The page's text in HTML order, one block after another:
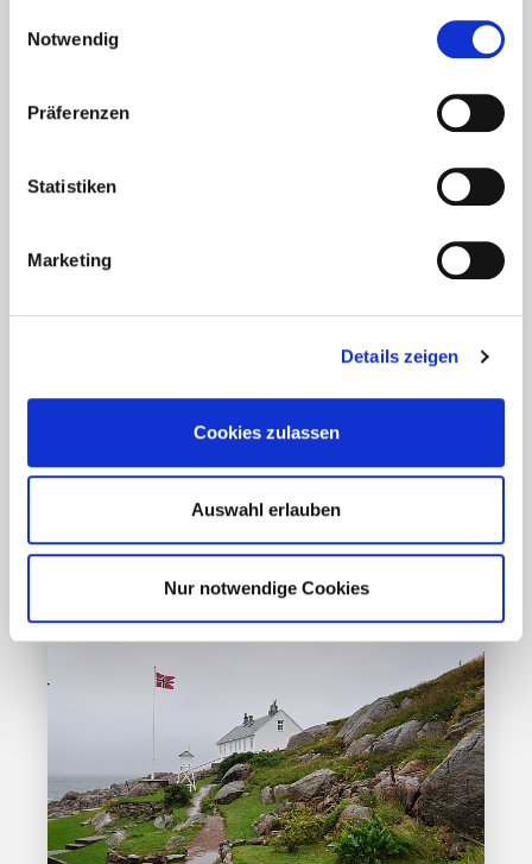
Notwendig
Präferenzen
Statistiken
Marketing
Details zeigen
Cookies zulassen
Auswahl erlauben
Nur notwendige Cookies
Ansteckungsgefahren aus dem
Osten?
17. März 2020